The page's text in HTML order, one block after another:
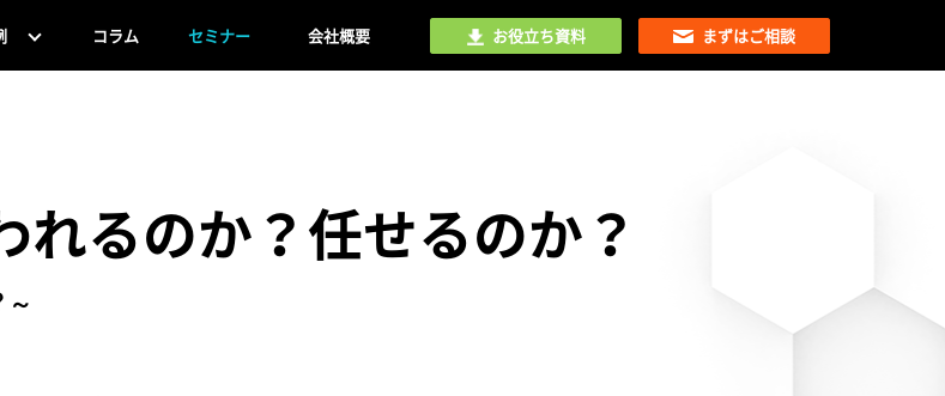
コラム セミナー 会社概要 お役立ち資料 まずはご相談
れるのか？任せるのか？